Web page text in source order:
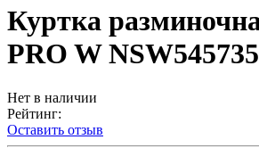
Куртка
PRO W
Нет в наличии
Рейтинг:
Оставить отзыв